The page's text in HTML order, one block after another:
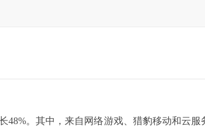
。其中，来自网络游戏、猎豹移动和云服